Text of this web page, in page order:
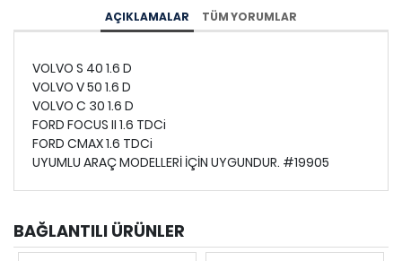
AÇIKLAMALAR TÜM YORUMLAR
VOLVO S 40 1.6 D
VOLVO V 50 1.6 D
VOLVO C 30 1.6 D
FORD FOCUS II 1.6 TDCi
FORD CMAX 1.6 TDCi
UYUMLU ARAÇ MODELLERİ İÇİN UYGUNDUR. #19905
BAĞLANTILI ÜRÜNLER